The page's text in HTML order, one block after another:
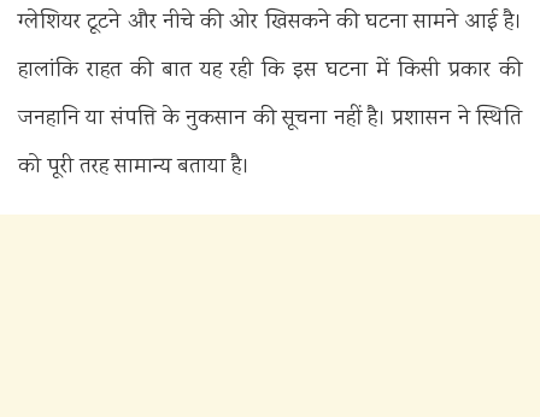
ग्लेशियर टूटने और नीचे की ओर खिसकने की घटना सामने आई है।
हालांकि राहत की बात यह रही कि इस घटना में किसी प्रकार की
जनहानि या संपत्ति के नुकसान की सूचना नहीं है। प्रशासन ने स्थिति
को पूरी तरह सामान्य बताया है।